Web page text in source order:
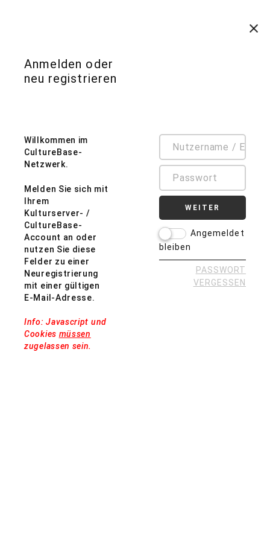
Auf diese Seite des Internbereichs haben Sie keinen
Anmelden oder
neu registrieren
WEITER
Angemeldet
bleiben
PASSWORT
VERGESSEN
Willkommen im
CultureBase-
Netzwerk.
Melden Sie sich mit
Ihrem
Kulturserver- /
CultureBase-
Account an oder
nutzen Sie diese
Felder zu einer
Neuregistrierung
mit einer gültigen
E-Mail-Adresse.
Info: Javascript und
Cookies müssen
zugelassen sein.